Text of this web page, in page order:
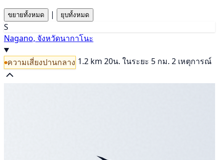
ขยายทั้งหมด | ยุบทั้งหมด
S
Nagano, จังหวัดนากาโนะ
ความเสี่ยงปานกลาง 1.2 km 20น. ในระยะ 5 กม. 2 เหตุการณ์